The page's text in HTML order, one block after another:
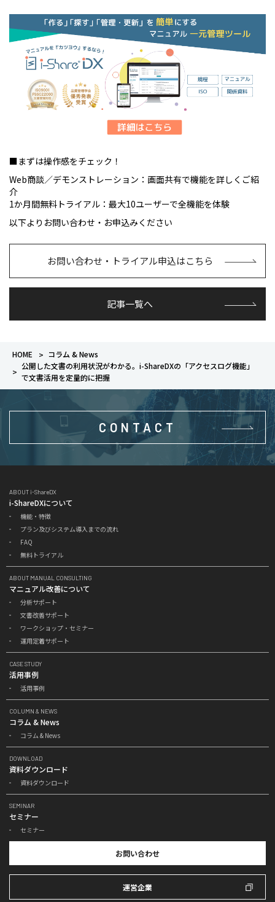
■まずは操作感をチェック！
Web商談／デモンストレーション：画面共有で機能を詳しくご紹
介
1か月間無料トライアル：最大10ユーザーで全機能を体験
以下よりお問い合わせ・お申込みください
お問い合わせ・トライアル申込はこちら
記事一覧へ
HOME
コラム & News
公開した文書の利用状況がわかる。i-ShareDXの「アクセスログ機能」
で文書活用を定量的に把握
CONTACT
ABOUT i-ShareDX
i-ShareDXについて
機能・特徴
プラン及びシステム導入までの流れ
FAQ
無料トライアル
ABOUT MANUAL CONSULTING
マニュアル改善について
分析サポート
文書改善サポート
ワークショップ・セミナー
運用定着サポート
CASE STUDY
活用事例
活用事例
COLUMN & NEWS
コラム & News
コラム & News
DOWNLOAD
資料ダウンロード
資料ダウンロード
SEMINAR
セミナー
セミナー
お問い合わせ
運営企業